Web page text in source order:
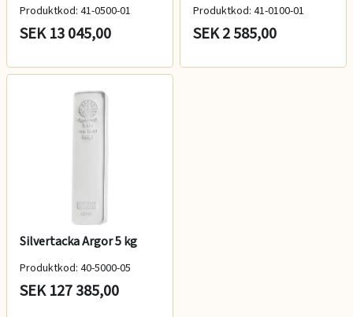
Produktkod: 41-0500-01
SEK 13 045,00
Produktkod: 41-0100-01
SEK 2 585,00
Silvertacka Argor 5 kg
Produktkod: 40-5000-05
SEK 127 385,00